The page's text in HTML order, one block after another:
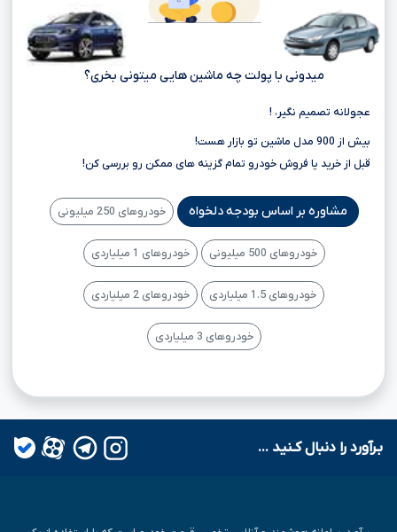
میدونی با پولت چه ماشین هایی میتونی بخری؟
عجولانه تصمیم نگیر، !
بیش از 900 مدل ماشین تو بازار هست!
قبل از خرید یا فروش خودرو تمام گزینه های ممکن رو بررسی کن!
مشاوره بر اساس بودجه دلخواه خودروهای 250 میلیونی
خودروهای 500 میلیونی خودروهای 1 میلیاردی
خودروهای 1.5 میلیاردی خودروهای 2 میلیاردی
خودروهای 3 میلیاردی
بـرآورد را دنبال کـنید ...